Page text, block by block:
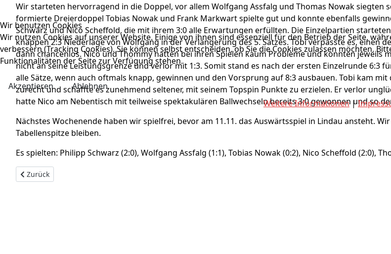
Wir starteten hervorragend in die Doppel, vor allem Wolfgang Assfalg und Thomas Nowak siegten
formierte Dreierdoppel Tobias Nowak und Frank Markwart spielte gut und konnte ebenfalls
Schwarz und Nico Scheffold, die mit ihrem 3:0 alle Erwartungen erfüllten. Die Einzelpartien
knappen 2:3 Niederlage von Wolfgang in der Verlängerung des 5. Satzes. Tobi verpasste es, einen
dann chancenlos. Nico und Thommy hatten bei ihren Spielen kaum Probleme und konnten jeweils
nicht an seine Leistungsgrenze und verlor mit 1:3. Somit stand es nach der ersten Einzelrunde 6:3
alle Sätze, wenn auch oftmals knapp, gewinnen und den Vorsprung auf 8:3 ausbauen. Tobi kam
zurecht und schaffte es zunehmend seltener, mit seinem Topspin Punkte zu erzielen. Er verlor
hatte Nico am Nebentisch mit teilweise spektakulären Ballwechseln bereits 3:0 gewonnen und so
Nächstes Wochenende haben wir spielfrei, bevor am 11.11. das Auswärtsspiel in Lindau ansteht.
Tabellenspitze bleiben.
Es spielten: Philipp Schwarz (2:0), Wolfgang Assfalg (1:1), Tobias Nowak (0:2), Nico Scheffold (2:0),
Vorheriger Beitrag: Herren 2 mit wichtigem Sieg
Zurück
Wir benutzen Cookies
Wir nutzen Cookies auf unserer Website. Einige von ihnen sind essenziell für den Betrieb der Seite,
verbessern (Tracking Cookies). Sie können selbst entscheiden, ob Sie die Cookies zulassen möchten.
Funktionalitäten der Seite zur Verfügung stehen.
Akzeptieren
Ablehnen
Weitere Informationen|